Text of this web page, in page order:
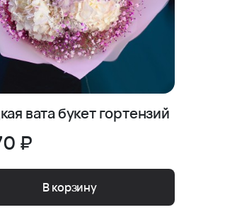
вата букет гортензий
₽
В корзину